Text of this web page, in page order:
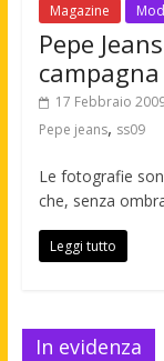
Magazine
Pepe
17 Febbraio
Pepe jeans, ss09
Le fotografie
che, senza
Leggi tutto
In evidenza